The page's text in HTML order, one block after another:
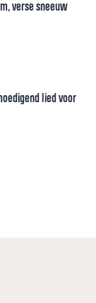
verse sneeuw
lied voor